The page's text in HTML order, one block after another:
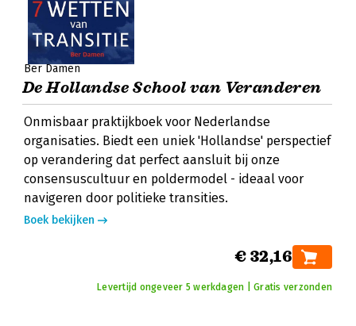
Ber Damen
De Hollandse School van Veranderen
Onmisbaar praktijkboek voor Nederlandse
organisaties. Biedt een uniek 'Hollandse' perspectief
op verandering dat perfect aansluit bij onze
consensuscultuur en poldermodel - ideaal voor
navigeren door politieke transities.
Boek bekijken
€ 32,16
Levertijd ongeveer 5 werkdagen | Gratis verzonden